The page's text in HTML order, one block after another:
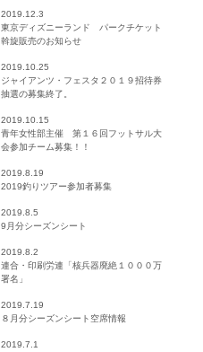
2019.12.3
東京ディズニーランド パークチケット
斡旋販売のお知らせ
2019.10.25
ジャイアンツ・フェスタ２０１９招待券
抽選の募集終了。
2019.10.15
青年女性部主催 第１６回フットサル大
会参加チーム募集！！
2019.8.19
2019釣りツアー参加者募集
2019.8.5
9月分シーズンシート
2019.8.2
連合・印刷労連「核兵器廃絶１０００万
署名」
2019.7.19
８月分シーズンシート空席情報
2019.7.1